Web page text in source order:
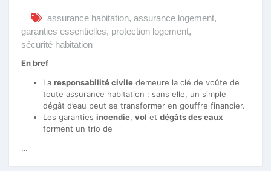
assurance habitation, assurance logement,
garanties essentielles, protection logement,
sécurité habitation
En bref
La responsabilité civile demeure la clé de voûte de
toute assurance habitation : sans elle, un simple
dégât d’eau peut se transformer en gouffre financier.
Les garanties incendie, vol et dégâts des eaux
forment un trio de
…